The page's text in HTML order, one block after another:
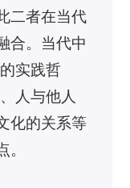
二者在当代
合。当代中
实践哲
人与他人
化的关系等
。